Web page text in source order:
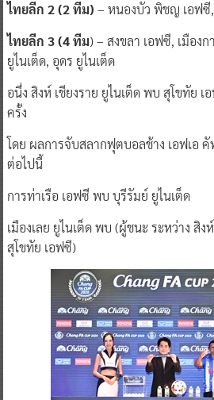
ไทยลีก 2 (2 ทีม) – หนองบัว พิชญ เอฟซี,
ไทยลีก 3 (4 ทีม) – สงขลา เอฟซี, เมือง
ยูไนเต็ด, อุดร ยูไนเต็ด
อนึ่ง สิงห์ เชียงราย ยูไนเต็ด พบ สุโขทัย
ครั้ง
โดย ผลการจับสลากฟุตบอลช้าง เอฟเอ
ต่อไปนี้
การท่าเรือ เอฟซี พบ บุรีรัมย์ ยูไนเต็ด
เมืองเลย ยูไนเต็ด พบ (ผู้ชนะ ระหว่าง สิง
สุโขทัย เอฟซี)